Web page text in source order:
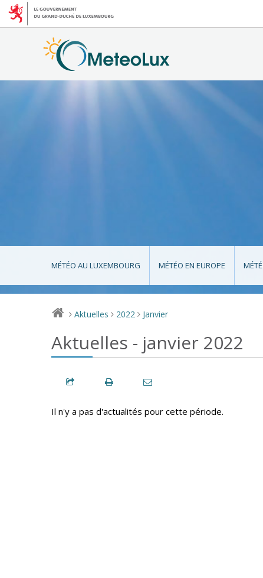
MÉTÉO AU LUXEMBOURG MÉTÉO EN EUROPE
> Aktuelles > 2022 > Janvier
Aktuelles - janvier 2022
Il n'y a pas d'actualités pour cette période.